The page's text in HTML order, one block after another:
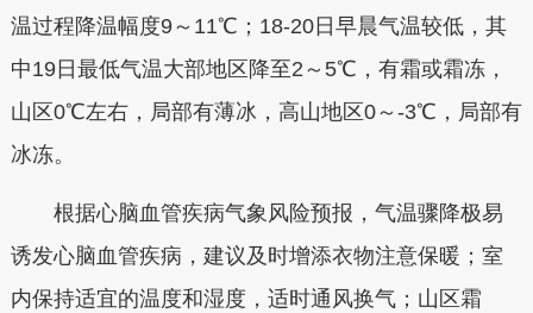
温过程降温幅度9～11℃；18-20日早晨气温较低，其
中19日最低气温大部地区降至2～5℃，有霜或霜冻，
山区0℃左右，局部有薄冰，高山地区0～-3℃，局部有
冰冻。
根据心脑血管疾病气象风险预报，气温骤降极易
诱发心脑血管疾病，建议及时增添衣物注意保暖；室
内保持适宜的温度和湿度，适时通风换气；山区霜